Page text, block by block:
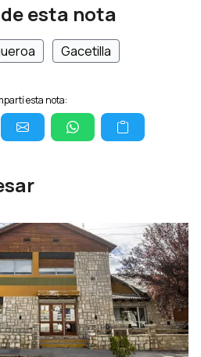
esta nota
Gacetilla
esta nota: